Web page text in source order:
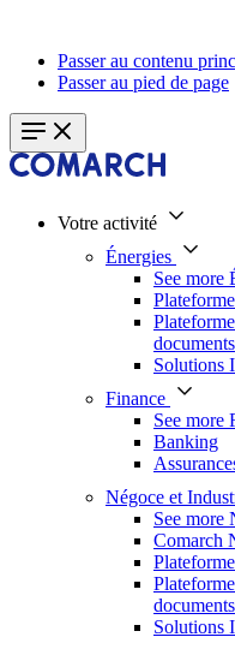
Passer au contenu
Passer au pied de page
Votre activité
Énergies
See more
documents
Solutions
Finance
See more
Banking
Négoce et
See more
Comarch
documents
Solutions